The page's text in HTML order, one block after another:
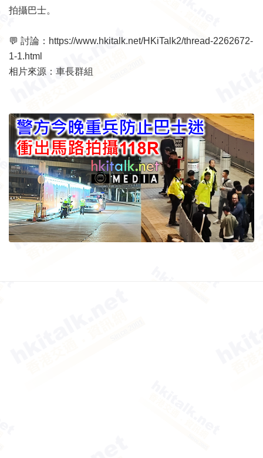
拍攝巴士。
💬 討論： https://www.hkitalk.net/HKiTalk2/thread-2262672-
1-1.html
相片來源：車長群組